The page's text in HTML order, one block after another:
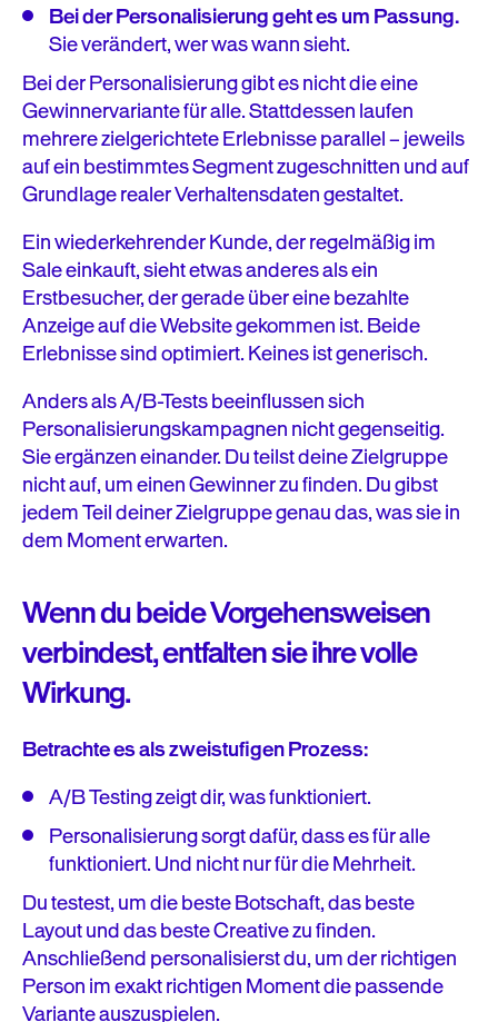
Bei der Personalisierung geht es um Passung.
Sie verändert, wer was wann sieht.
Bei der Personalisierung gibt es nicht die eine
Gewinnervariante für alle. Stattdessen laufen
mehrere zielgerichtete Erlebnisse parallel – jeweils
auf ein bestimmtes Segment zugeschnitten und auf
Grundlage realer Verhaltensdaten gestaltet.
Ein wiederkehrender Kunde, der regelmäßig im
Sale einkauft, sieht etwas anderes als ein
Erstbesucher, der gerade über eine bezahlte
Anzeige auf die Website gekommen ist. Beide
Erlebnisse sind optimiert. Keines ist generisch.
Anders als A/B-Tests beeinflussen sich
Personalisierungskampagnen nicht gegenseitig.
Sie ergänzen einander. Du teilst deine Zielgruppe
nicht auf, um einen Gewinner zu finden. Du gibst
jedem Teil deiner Zielgruppe genau das, was sie in
dem Moment erwarten.
Wenn du beide Vorgehensweisen
verbindest, entfalten sie ihre volle
Wirkung.
Betrachte es als zweistufigen Prozess:
A/B Testing zeigt dir, was funktioniert.
Personalisierung sorgt dafür, dass es für alle
funktioniert. Und nicht nur für die Mehrheit.
Du testest, um die beste Botschaft, das beste
Layout und das beste Creative zu finden.
Anschließend personalisierst du, um der richtigen
Person im exakt richtigen Moment die passende
Variante auszuspielen.